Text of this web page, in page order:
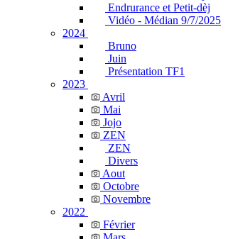
Endrurance et Petit-dèj
Vidéo - Médian 9/7/2025
2024
Bruno
Juin
Présentation TF1
2023
Avril
Mai
Jojo
ZEN
ZEN
Divers
Aout
Octobre
Novembre
2022
Février